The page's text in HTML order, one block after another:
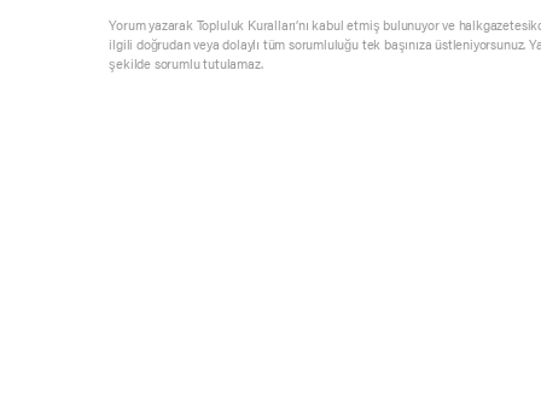
Yorum yazarak Topluluk Kuralları’nı kabul etmiş bulunuyor ve
ilgili doğrudan veya dolaylı tüm sorumluluğu tek başınıza üstleniyorsunuz.
şekilde sorumlu tutulamaz.